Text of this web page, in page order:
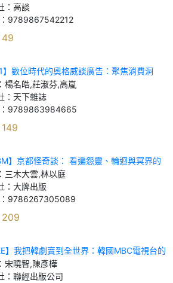
： 高談
9789867542212
49
】數位時代的奧格威談廣告：聚焦消費洞
楊名皓,莊淑芬,高嵐
： 天下雜誌
9789863984665
149
】京都怪奇談： 看遍怨靈、輪迴與冥界的
癡，日本高僧三木大雲親身遇見的「另一個
_三木大雲, 林以庭
三木大雲,林以庭
： 大牌出版
9786267305089
209
】我把韓劇賣到全世界：韓國MBC電視台的
手，教你沒有好口才，也能說服各種人的32
技巧_宋曉智, 陳彥樺
宋曉智,陳彥樺
： 聯經出版公司